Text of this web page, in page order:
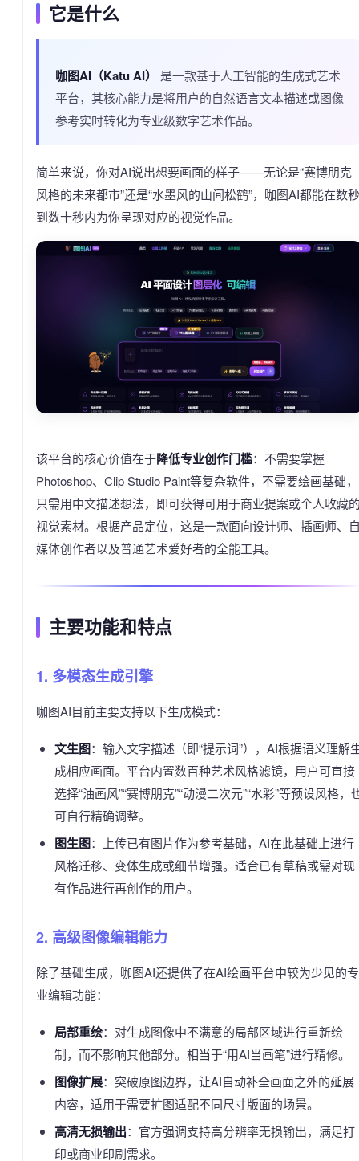
它是什么
咖图AI（Katu AI）
是一款基于人工智能的生成式艺术
平台，其核心能力是将用户的自然语言文本描述或图像
参考实时转化为专业级数字艺术作品。
简单来说，你对AI说出想要画面的样子——无论是“赛博朋克
风格的未来都市”还是“水墨风的山间松鹤”，咖图AI都能在数秒
到数十秒内为你呈现对应的视觉作品。
该平台的核心价值在于降低专业创作门槛：不需要掌握
Photoshop、Clip Studio Paint等复杂软件，不需要绘画基础，
只需用中文描述想法，即可获得可用于商业提案或个人收藏
视觉素材。根据产品定位，这是一款面向设计师、插画师、
媒体创作者以及普通艺术爱好者的全能工具。
主要功能和特点
1. 多模态生成引擎
咖图AI目前主要支持以下生成模式：
文生图：输入文字描述（即“提示词”），AI根据语义理解
成相应画面。平台内置数百种艺术风格滤镜，用户可直接
选择“油画风”“赛博朋克”“动漫二次元”“水彩”等预设风格，
可自行精确调整。
图生图：上传已有图片作为参考基础，AI在此基础上进行
风格迁移、变体生成或细节增强。适合已有草稿或需对现
有作品进行再创作的用户。
2. 高级图像编辑能力
除了基础生成，咖图AI还提供了在AI绘画平台中较为少见的专
业编辑功能：
局部重绘：对生成图像中不满意的局部区域进行重新绘
制，而不影响其他部分。相当于“用AI当画笔”进行精修。
图像扩展：突破原图边界，让AI自动补全画面之外的延展
内容，适用于需要扩图适配不同尺寸版面的场景。
高清无损输出：官方强调支持高分辨率无损输出，满足打
印或商业印刷需求。